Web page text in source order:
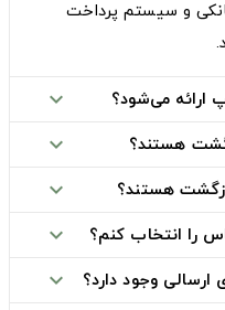
و سیستم پرداخت
می‌شود؟ expand_more
هستند؟ expand_more
هستند؟ expand_more
را انتخاب کنم؟ expand_more
وجود دارد؟ expand_more